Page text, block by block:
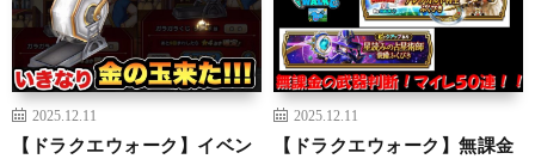
2025.12.11
【ドラクエウォーク】イベン
2025.12.11
【ドラクエウォーク】無課金